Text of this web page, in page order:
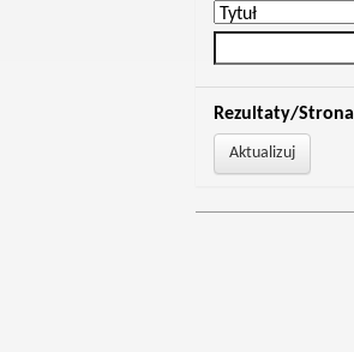
Rezultaty/Strona